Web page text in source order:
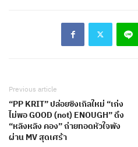
Previous article
“PP KRIT” ปล่อยซิงเกิลใหม่ “เก่ง
ไม่พอ GOOD (not) ENOUGH” ดึง
“หลิงหลิง คอง” ถ่ายทอดหัวใจพัง
ผ่าน MV สุดเศร้า